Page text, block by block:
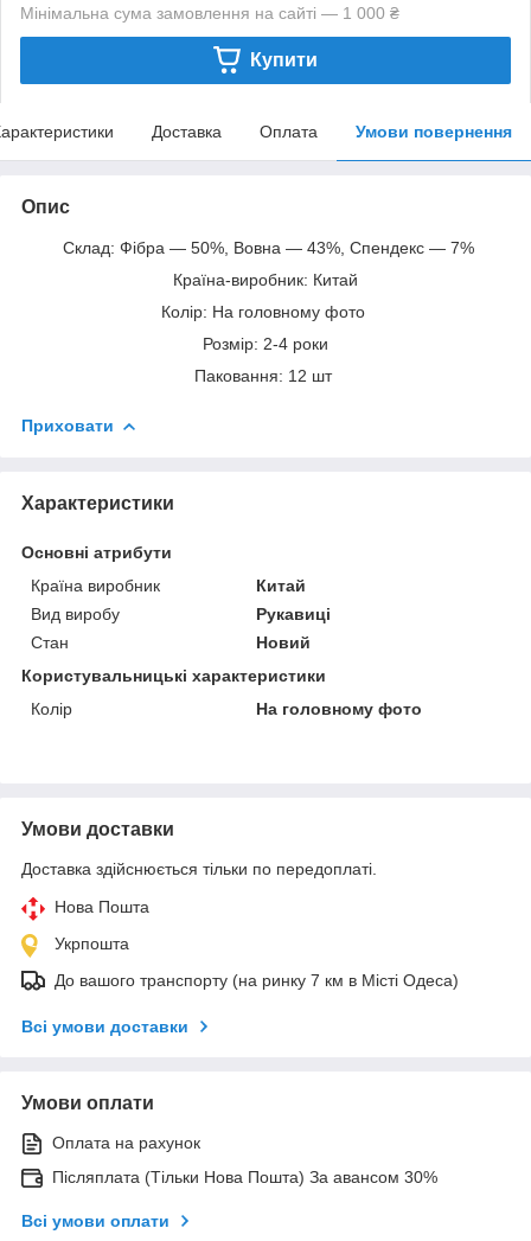
Мінімальна сума замовлення на сайті — 1 000 ₴
Купити
Доставка Оплата Умови повернення
Опис
Склад: Фібра — 50%, Вовна — 43%, Спендекс — 7%
Країна-виробник: Китай
Колір: На головному фото
Розмір: 2-4 роки
Паковання: 12 шт
Приховати
Характеристики
Основні атрибути
Країна виробник
Китай
Вид виробу
Рукавиці
Стан
Новий
Користувальницькі характеристики
Колір
На головному фото
Умови доставки
Доставка здійснюється тільки по передоплаті.
Нова Пошта
Укрпошта
До вашого транспорту (на ринку 7 км в Місті Одеса)
Всі умови доставки
Умови оплати
Оплата на рахунок
Післяплата (Тільки Нова Пошта) За авансом 30%
Всі умови оплати